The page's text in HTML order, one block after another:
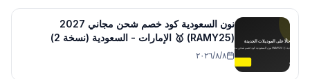
نون السعودية كود خصم شحن مجاني 2027
(RAMY25) 🥇 الإمارات - السعودية (نسخة 2)
٨‏/٨‏/٢٠٢٦